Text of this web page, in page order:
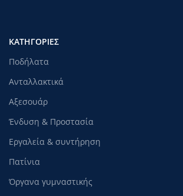
ΚΑΤΗΓΟΡΊΕΣ
Ποδήλατα
Ανταλλακτικά
Αξεσουάρ
Ένδυση & Προστασία
Εργαλεία & συντήρηση
Πατίνια
Όργανα γυμναστικής